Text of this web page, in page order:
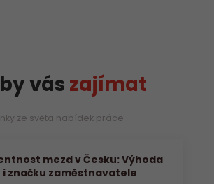
vás zajímat
ze světa nabídek práce
mezd v Česku: Výhoda
značku zaměstnavatele